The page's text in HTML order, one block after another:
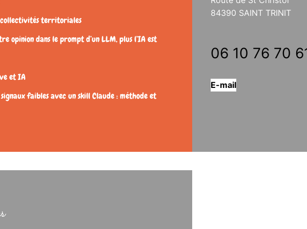
territoriales
opinion dans le prompt d’un LLM, plus l’IA est
et IA
faibles avec un skill Claude : méthode et
84390 SAINT TRINIT
06 10 76 70
E-mail